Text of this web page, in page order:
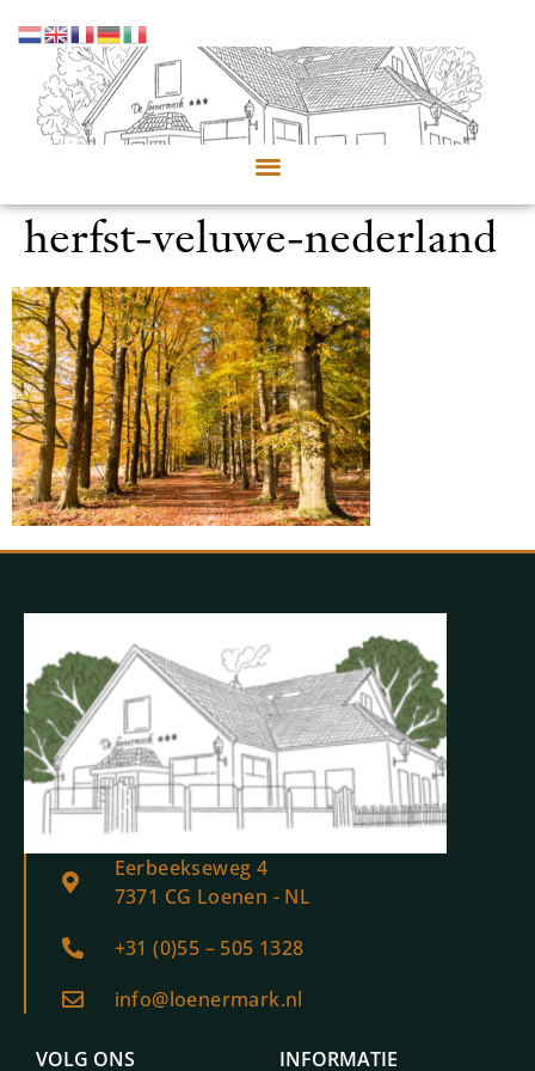
herfst-veluwe-nederland
Eerbeekseweg 4
7371 CG Loenen - NL
+31 (0)55 – 505 1328
info@loenermark.nl
VOLG ONS
INFORMATIE